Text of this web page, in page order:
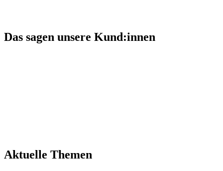
Das sagen unsere Kund:innen
Aktuelle Themen